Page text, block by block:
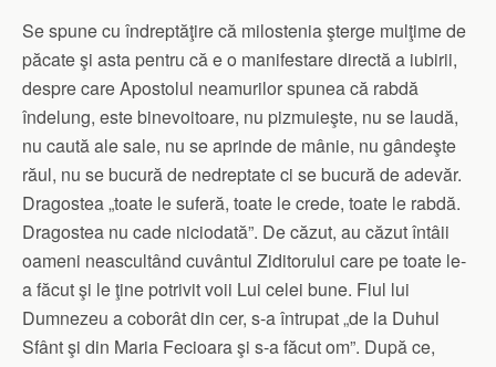
Se spune cu îndreptăţire că milostenia şterge mulţime de
păcate şi asta pentru că e o manifestare directă a iubirii,
despre care Apostolul neamurilor spunea că rabdă
îndelung, este binevoitoare, nu pizmuieşte, nu se laudă,
nu caută ale sale, nu se aprinde de mânie, nu gândeşte
răul, nu se bucură de nedreptate ci se bucură de adevăr.
Dragostea „toate le suferă, toate le crede, toate le rabdă.
Dragostea nu cade niciodată”. De căzut, au căzut întâii
oameni neascultând cuvântul Ziditorului care pe toate le-
a făcut şi le ţine potrivit voii Lui celei bune. Fiul lui
Dumnezeu a coborât din cer, s-a întrupat „de la Duhul
Sfânt şi din Maria Fecioara şi s-a făcut om”. După ce,